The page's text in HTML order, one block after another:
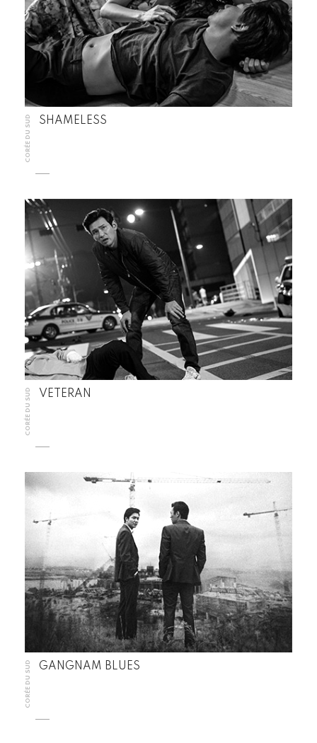
CORÉE DU SUD SHAMELESS
CORÉE DU SUD VETERAN
CORÉE DU SUD GANGNAM BLUES